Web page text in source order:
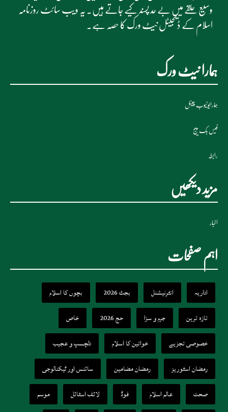
وسیع حلقے میں بے حد پسند کیے جاتے ہیں۔ یہ ویب سائٹ روزنامہ
اسلام کے ڈیجیٹل نیٹ ورک کا حصہ ہے۔
ہمارا نیٹ ورک
ہمارایوٹیوب چینل
فیس بک پیج
رابطہ
مزید دیکھیں
اخبار
اہم صفحات
اداریہ انٹرنیشنل بجٹ 2026
بچوں کا اسلام
تازہ ترین
جرم و سزا حج 2026
خاص
خصوصی تجزیے
خواتین کا اسلام
دلچسپ و عجیب
رمضان اسٹوریز
رمضان مضامین
سائنس اور ٹیکنالوجی
صحت
عالم اسلام فوڈ لائف اسٹائل موسم